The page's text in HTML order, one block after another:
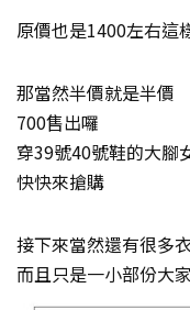
原價也是1400左右這
那當然半價就是半價
700售出囉
穿39號40號鞋的大腳
快快來搶購
接下來當然還有很多
而且只是一小部份大